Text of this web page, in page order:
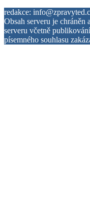
redakce:
Obsah serveru je chráněn
serveru včetně
písemného souhlasu